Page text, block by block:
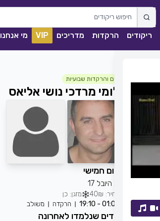
ריקודים הרקדות מדריכים VIP מי אנחנו
זמן לחייך
רפי זיו|
2013
7054
83
חוגים והרקדות שבועיות
שלומי מרדכי נושי אליאס
כל יום חמישי
רחוב היובל 17
מחיר: 40₪
מזגן: כן
01:00 - 19:10
הרקדה משולב
ריקודים שנלמדו לאחרונה